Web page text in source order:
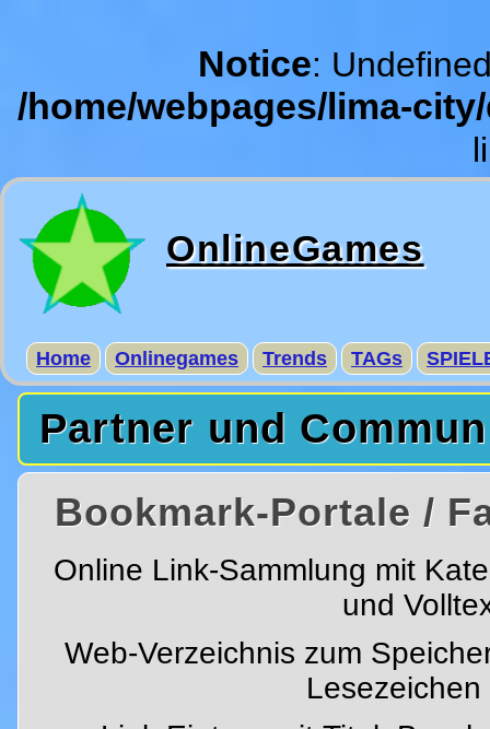
Notice:
/home/webpages/lima-
OnlineGames
Home Onlinegames Trends TAGs
Partner und
Bookmark-Portale /
Online Link-Sammlung mit
und
Web-Verzeichnis zum